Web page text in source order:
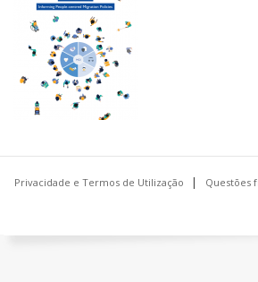
Privacidade e Termos de Utilização Questões